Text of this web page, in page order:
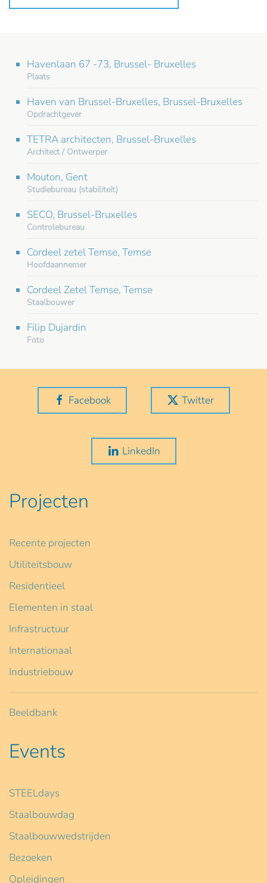
Havenlaan 67 -73, Brussel- Bruxelles
Plaats
Haven van Brussel-Bruxelles, Brussel-Bruxelles
Opdrachtgever
TETRA architecten, Brussel-Bruxelles
Architect / Ontwerper
Mouton, Gent
Studiebureau (stabiliteit)
SECO, Brussel-Bruxelles
Controlebureau
Cordeel zetel Temse, Temse
Hoofdaannemer
Cordeel Zetel Temse, Temse
Staalbouwer
Filip Dujardin
Foto
Facebook Twitter
LinkedIn
Projecten
Recente projecten
Utiliteitsbouw
Residentieel
Elementen in staal
Infrastructuur
Internationaal
Industriebouw
Beeldbank
Events
STEELdays
Staalbouwdag
Staalbouwwedstrijden
Bezoeken
Opleidingen